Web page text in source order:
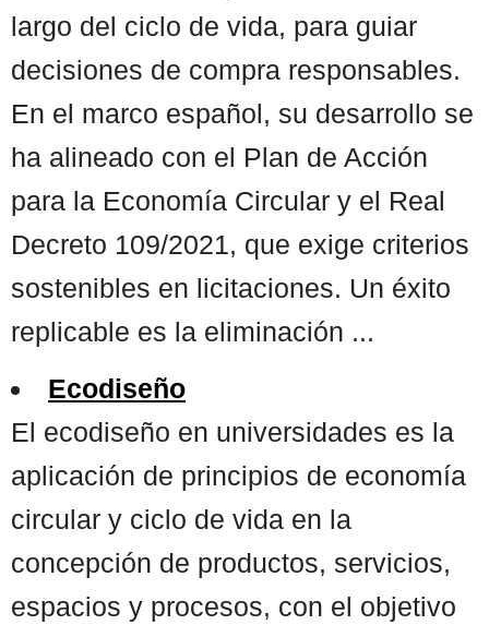
largo del ciclo de vida, para guiar
decisiones de compra responsables.
En el marco español, su desarrollo se
ha alineado con el Plan de Acción
para la Economía Circular y el Real
Decreto 109/2021, que exige criterios
sostenibles en licitaciones. Un éxito
replicable es la eliminación ...
Ecodiseño
El ecodiseño en universidades es la
aplicación de principios de economía
circular y ciclo de vida en la
concepción de productos, servicios,
espacios y procesos, con el objetivo